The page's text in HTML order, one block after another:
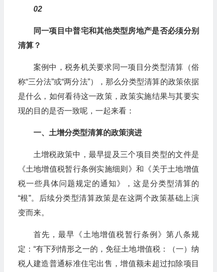
02
同一项目中普宅和其他类型房地产是否必须分别
清算？
案例中，税务机关要求同一项目分类型清算（俗
称“三分法”或“两分法”），那么分类型清算的政策依据
是什么，如何看待这一政策，政策实施结果与其要实
现的目的是否一致呢，一起来看：
一、土增分类型清算的政策演进
土增税政策中，最早提及三个项目类型的文件是
《土地增值税暂行条例实施细则》和《关于土地增值
税一些具体问题规定的通知》，这是分类型清算的
“根”。后续分类型清算政策是在这两个政策基础上演
变而来。
首先，最早《土地增值税暂行条例》第八条规
定：“有下列情形之一的，免征土地增值税：（一）纳
税人建造普通标准住宅出售，增值额未超过扣除项目